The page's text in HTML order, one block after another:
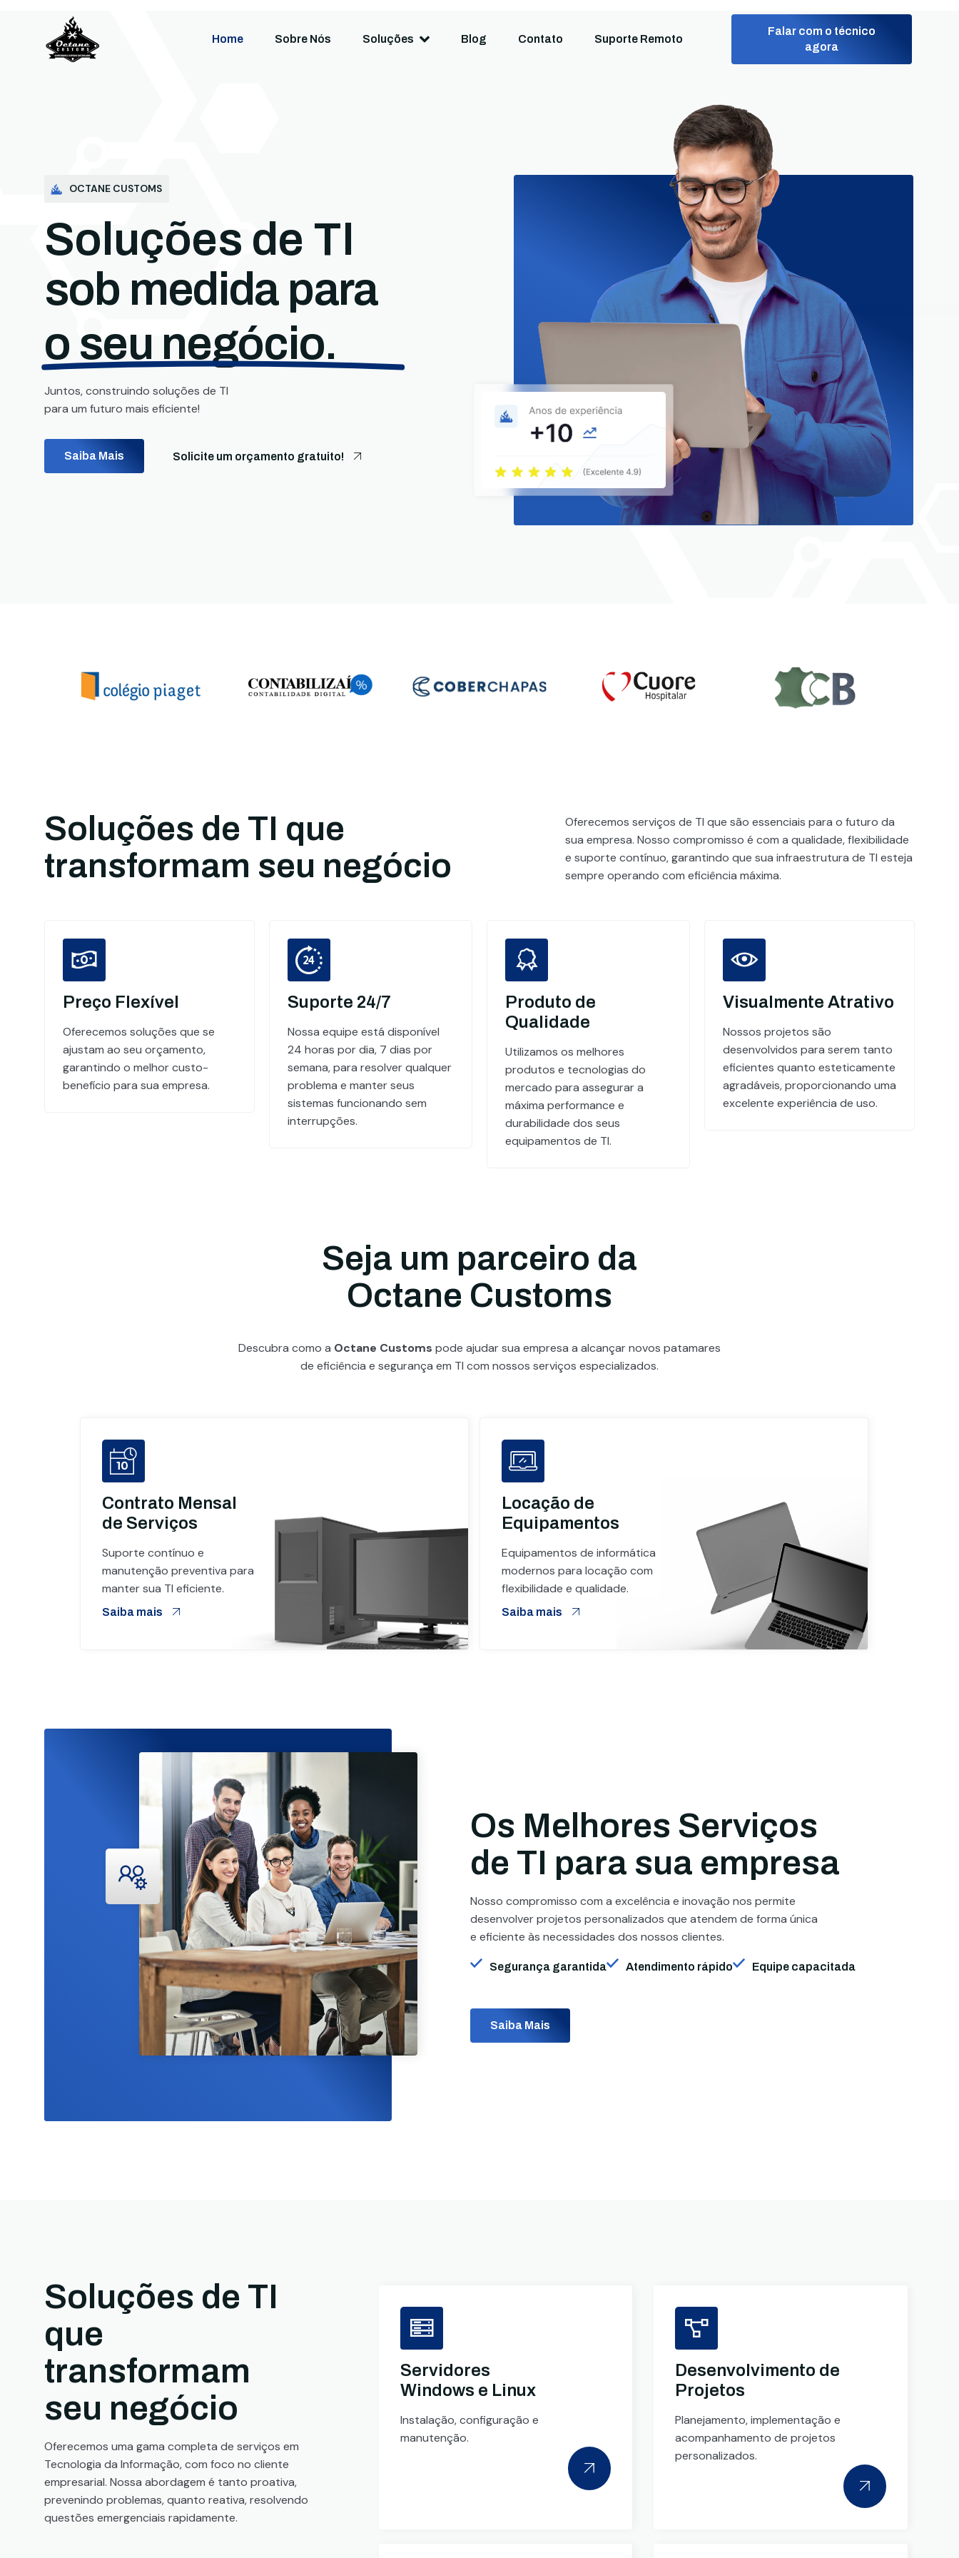
Home Sobre Nós Soluções Blog Contato Suporte Remoto
Falar com o técnico
agora
OCTANE CUSTOMS
Soluções de TI
sob medida para
o seu negócio.
Juntos, construindo soluções de TI
para um futuro mais eficiente!
Saiba Mais Solicite um orçamento gratuito!
Soluções de TI que
transformam seu negócio
Oferecemos serviços de TI que são essenciais para o futuro da
sua empresa. Nosso compromisso é com a qualidade, flexibilidade
e suporte contínuo, garantindo que sua infraestrutura de TI esteja
sempre operando com eficiência máxima.
Preço Flexível
Oferecemos soluções que se
ajustam ao seu orçamento,
garantindo o melhor custo-
benefício para sua empresa.
Suporte 24/7
Nossa equipe está disponível
24 horas por dia, 7 dias por
semana, para resolver qualquer
problema e manter seus
sistemas funcionando sem
interrupções.
Produto de
Qualidade
Utilizamos os melhores
produtos e tecnologias do
mercado para assegurar a
máxima performance e
durabilidade dos seus
equipamentos de TI.
Visualmente Atrativo
Nossos projetos são
desenvolvidos para serem tanto
eficientes quanto esteticamente
agradáveis, proporcionando uma
excelente experiência de uso.
Seja um parceiro da
Octane Customs
Descubra como a Octane Customs pode ajudar sua empresa a alcançar novos patamares
de eficiência e segurança em TI com nossos serviços especializados.
Contrato Mensal
de Serviços
Suporte contínuo e
manutenção preventiva para
manter sua TI eficiente.
Saiba mais
Locação de
Equipamentos
Equipamentos de informática
modernos para locação com
flexibilidade e qualidade.
Saiba mais
Os Melhores Serviços
de TI para sua empresa
Nosso compromisso com a excelência e inovação nos permite
desenvolver projetos personalizados que atendem de forma única
e eficiente às necessidades dos nossos clientes.
Segurança garantida Atendimento rápido Equipe capacitada
Saiba Mais
Soluções de TI
que
transformam
seu negócio
Oferecemos uma gama completa de serviços em
Tecnologia da Informação, com foco no cliente
empresarial. Nossa abordagem é tanto proativa,
prevenindo problemas, quanto reativa, resolvendo
questões emergenciais rapidamente.
Servidores
Windows e Linux
Instalação, configuração e
manutenção.
Desenvolvimento de
Projetos
Planejamento, implementação e
acompanhamento de projetos
personalizados.